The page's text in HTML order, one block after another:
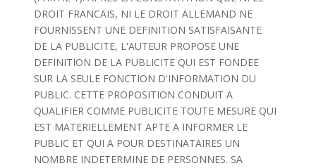
DROIT FRANCAIS, NI LE DROIT ALLEMAND NE
FOURNISSENT UNE DEFINITION SATISFAISANTE
DE LA PUBLICITE, L'AUTEUR PROPOSE UNE
DEFINITION DE LA PUBLICITE QUI EST FONDEE
SUR LA SEULE FONCTION D'INFORMATION DU
PUBLIC. CETTE PROPOSITION CONDUIT A
QUALIFIER COMME PUBLICITE TOUTE MESURE QUI
EST MATERIELLEMENT APTE A INFORMER LE
PUBLIC ET QUI A POUR DESTINATAIRES UN
NOMBRE INDETERMINE DE PERSONNES. SA